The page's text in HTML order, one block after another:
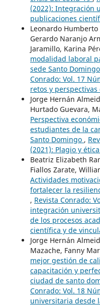
(2022): Integración
publicaciones
Leonardo
Gerardo Naranjo
Jaramillo, Karina
modalidad laboral
sede Santo
Conrado: Vol. 17
retos y
Jorge Hernán
Hurtado Guevara,
Perspectiva
estudiantes de la
Santo Domingo ,
(2021): Plagio y
Beatriz Elizabeth
Fiallos Zarate,
Actividades
fortalecer la
, Revista Conrado:
integración
de los procesos
científica y de
Jorge Hernán
Mazache, Fanny
mejor gestión de
capacitación y
ciudad de santo
Conrado: Vol. 18
universitaria desde